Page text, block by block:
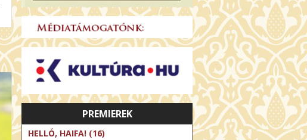
PREMIEREK
HELLÓ, HAIFA! (16)